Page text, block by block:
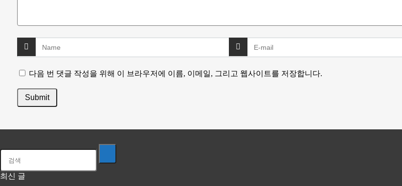
다음 번 댓글 작성을 위해 이 브라우저에 이름, 이메일, 그리고 웹사이트를 저장합니다.
최신 글